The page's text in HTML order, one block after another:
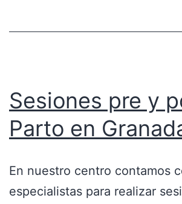
Sesiones pre y
Parto en
En nuestro centro contamos
especialistas para realizar